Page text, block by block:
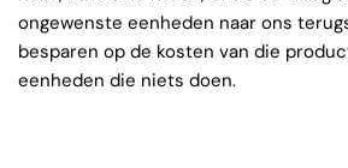
ongewenste eenheden naar ons
besparen op de kosten van die
eenheden die niets doen.